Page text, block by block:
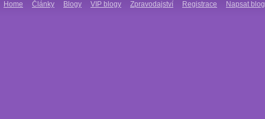
Home Články Blogy VIP blogy Zpravodajství Registrace Napsat blog